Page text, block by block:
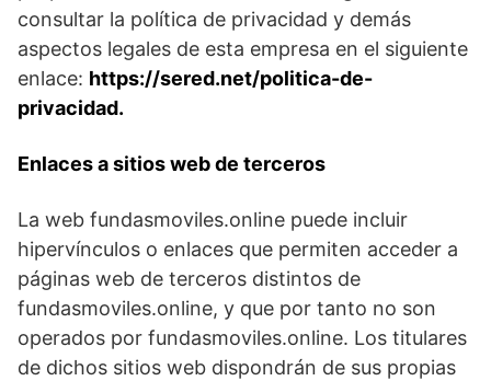
consultar la política de privacidad y demás
aspectos legales de esta empresa en el siguiente
enlace: https://sered.net/politica-de-
privacidad.
Enlaces a sitios web de terceros
La web fundasmoviles.online puede incluir
hipervínculos o enlaces que permiten acceder a
páginas web de terceros distintos de
fundasmoviles.online, y que por tanto no son
operados por fundasmoviles.online. Los titulares
de dichos sitios web dispondrán de sus propias